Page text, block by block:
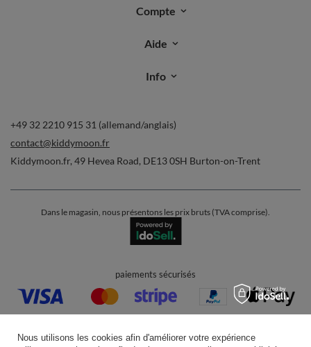
Compte
Aide
Info
+49 32 2210 915 31 (allemand/anglais)
contact@kiddymoon.fr
Kiddymoon.fr, 49 Hevea Road, DE13 0SH Burton-on-Trent
Dans le magasin, nous présentons les prix bruts (TVA comprise).
paiements sécurisés
Nous utilisons les cookies afin d'améliorer votre expérience